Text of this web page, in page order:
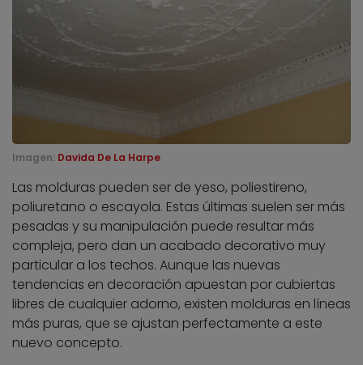
Imagen: Davida De La Harpe
Las molduras pueden ser de yeso, poliestireno,
poliuretano o escayola. Estas últimas suelen ser más
pesadas y su manipulación puede resultar más
compleja, pero dan un acabado decorativo muy
particular a los techos. Aunque las nuevas
tendencias en decoración apuestan por cubiertas
libres de cualquier adorno, existen molduras en líneas
más puras, que se ajustan perfectamente a este
nuevo concepto.